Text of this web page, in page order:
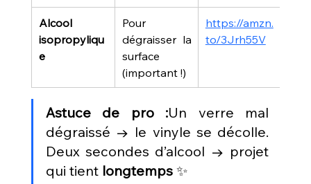
Alcool
isopropyliqu
e
Pour
dégraisser la
surface
(important !)
https://amzn.
to/3Jrh55V
Astuce de pro :Un verre mal
dégraissé → le vinyle se décolle.
Deux secondes d’alcool → projet
qui tient longtemps ✨